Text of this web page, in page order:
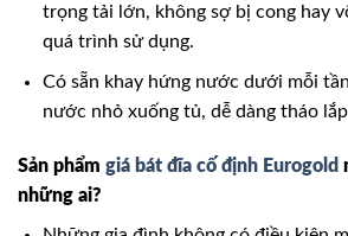
trọng tải lớn, không sợ bị cong hay
quá trình sử dụng.
Có sẵn khay hứng nước dưới mỗi
nước nhỏ xuống tủ, dễ dàng tháo
Sản phẩm giá bát đĩa cố định Eurogold
những ai?